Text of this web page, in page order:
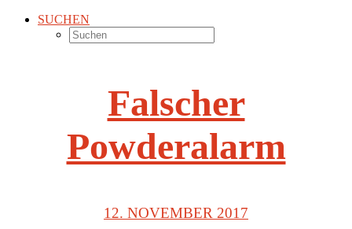
SUCHEN
Falscher
Powderalarm
12. NOVEMBER 2017